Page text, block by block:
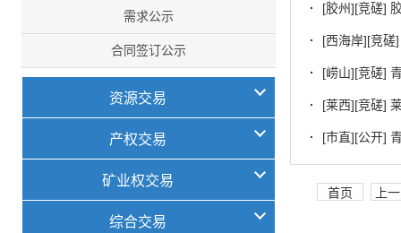
需求公示
合同签订公示
资源交易
产权交易
矿业权交易
综合交易
· [胶州][竞磋]
· [西海岸][竞磋
· [崂山][竞磋]
· [莱西][竞磋]
· [市直][公开]
首页 上